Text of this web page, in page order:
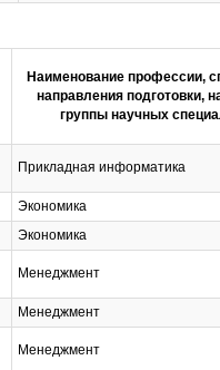
Наименование профессии,
направления подготовки,
группы научных
Прикладная информатика
Экономика
Экономика
Менеджмент
Менеджмент
Менеджмент